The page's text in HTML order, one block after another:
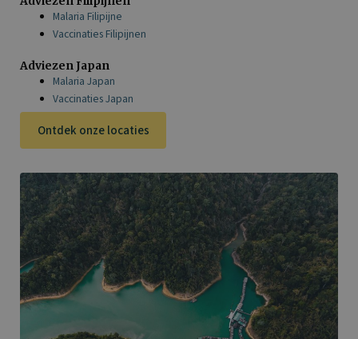
Malaria Filipijne
Vaccinaties Filipijnen
Adviezen Japan
Malaria Japan
Vaccinaties Japan
Ontdek onze locaties